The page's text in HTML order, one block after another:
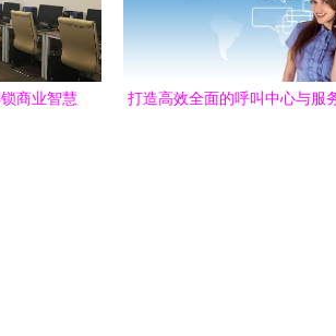
商业智慧
打造高效全面的呼叫中心与服